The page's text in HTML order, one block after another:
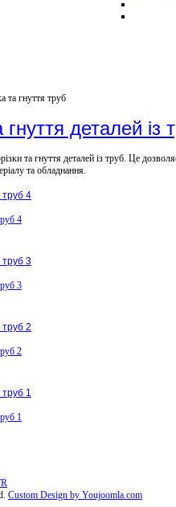
та гнуття труб
деталей із
та гнуття деталей із труб. Це
та обладнання.
труб 4
труб 3
труб 2
труб 1
Custom Design by Youjoomla.com